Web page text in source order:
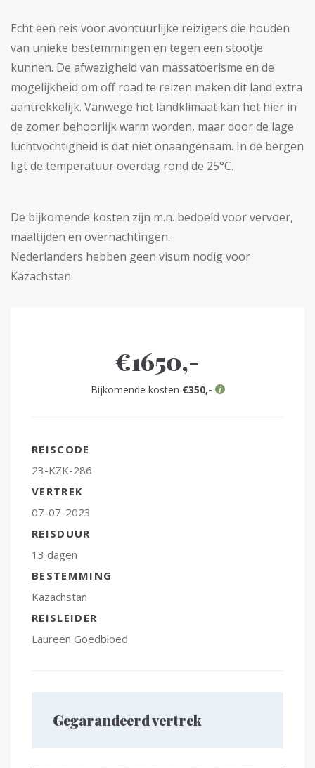
Echt een reis voor avontuurlijke reizigers die houden
van unieke bestemmingen en tegen een stootje
kunnen. De afwezigheid van massatoerisme en de
mogelijkheid om off road te reizen maken dit land extra
aantrekkelijk. Vanwege het landklimaat kan het hier in
de zomer behoorlijk warm worden, maar door de lage
luchtvochtigheid is dat niet onaangenaam. In de bergen
ligt de temperatuur overdag rond de 25°C.
De bijkomende kosten zijn m.n. bedoeld voor vervoer,
maaltijden en overnachtingen.
Nederlanders hebben geen visum nodig voor
Kazachstan.
€1650,-
Bijkomende kosten €350,-
REISCODE
23-KZK-286
VERTREK
07-07-2023
REISDUUR
13 dagen
BESTEMMING
Kazachstan
REISLEIDER
Laureen Goedbloed
Gegarandeerd vertrek